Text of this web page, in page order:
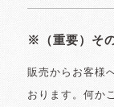
※（重要）そ
販売からお客様
おります。何か